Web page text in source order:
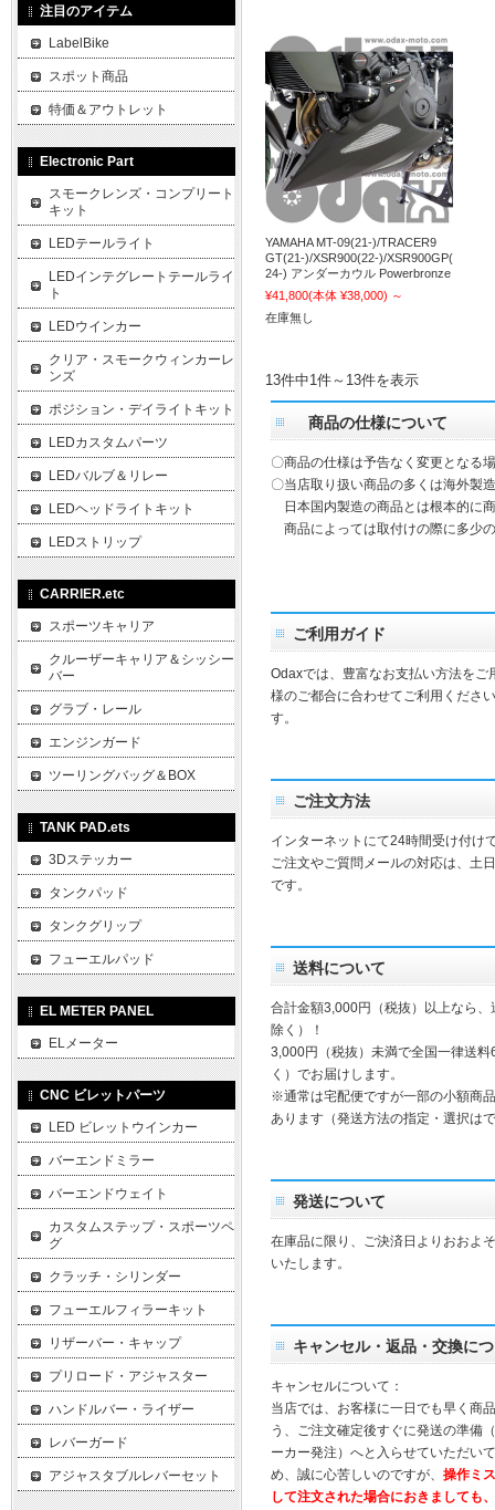
YAMAHA MT-09(21-)/TRACER9
GT(21-)/XSR900(22-)/XSR900GP(
24-) アンダーカウル Powerbronze
¥41,800(本体 ¥38,000) ～
在庫無し
13件中1件～13件を表示
商品の仕様について
〇商品の仕様は予告なく変更となる
〇当店取り扱い商品の多くは海外製
日本国内製造の商品とは根本的に
商品によっては取付けの際に多少
ご利用ガイド
Odaxでは、豊富なお支払い方法を
様のご都合に合わせてご利用くださ
す。
ご注文方法
インターネットにて24時間受け付け
ご注文やご質問メールの対応は、土
です。
送料について
合計金額3,000円（税抜）以上なら
除く）！
3,000円（税抜）未満で全国一律送
く）でお届けします。
※通常は宅配便ですが一部の小額商
あります（発送方法の指定・選択は
発送について
在庫品に限り、ご決済日よりおおよ
いたします。
キャンセル・返品・交換に
キャンセルについて：
当店では、お客様に一日でも早く商
う、ご注文確定後すぐに発送の準備
ーカー発注）へと入らせていただい
め、誠に心苦しいのですが、 操作ミ
して注文された場合におきましても
注目のアイテム
LabelBike
スポット商品
特価＆アウトレット
Electronic Part
スモークレンズ・コンプリート
キット
LEDテールライト
LEDインテグレートテールライ
ト
LEDウインカー
クリア・スモークウィンカーレ
ンズ
ポジション・デイライトキット
LEDカスタムパーツ
LEDバルブ＆リレー
LEDヘッドライトキット
LEDストリップ
CARRIER.etc
スポーツキャリア
クルーザーキャリア＆シッシー
バー
グラブ・レール
エンジンガード
ツーリングバッグ＆BOX
TANK PAD.ets
3Dステッカー
タンクパッド
タンクグリップ
フューエルパッド
EL METER PANEL
ELメーター
CNC ビレットパーツ
LED ビレットウインカー
バーエンドミラー
バーエンドウェイト
カスタムステップ・スポーツペ
グ
クラッチ・シリンダー
フューエルフィラーキット
リザーバー・キャップ
プリロード・アジャスター
ハンドルバー・ライザー
レバーガード
アジャスタブルレバーセット